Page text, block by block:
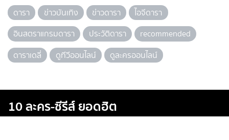
ดารา ข่าวบันเทิง ข่าวดารา
ไอจีดารา
อินสตราแกรมดารา
ประวัติดารา
recommended
ดาราเดลี่
ดูทีวีออนไลน์ ดูละครออนไลน์
10 ละคร-ซีรีส์ ยอดฮิต